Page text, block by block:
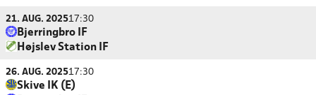
21. AUG. 202517:30
Bjerringbro IF
Højslev Station IF
26. AUG. 202517:30
Skive IK (E)